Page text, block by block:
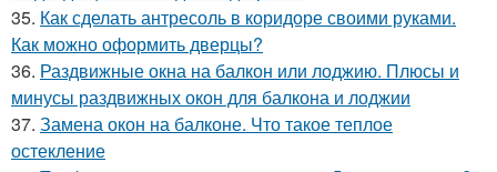
35. Как сделать антресоль в коридоре своими руками.
Как можно оформить дверцы?
36. Раздвижные окна на балкон или лоджию. Плюсы и
минусы раздвижных окон для балкона и лоджии
37. Замена окон на балконе. Что такое теплое
остекление